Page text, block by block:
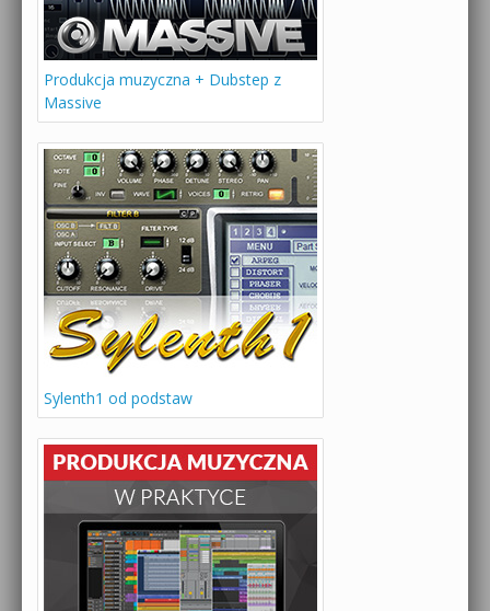
Produkcja muzyczna + Dubstep z
Massive
Sylenth1 od podstaw